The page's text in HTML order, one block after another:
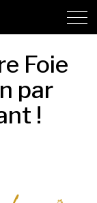
Foie
par
!